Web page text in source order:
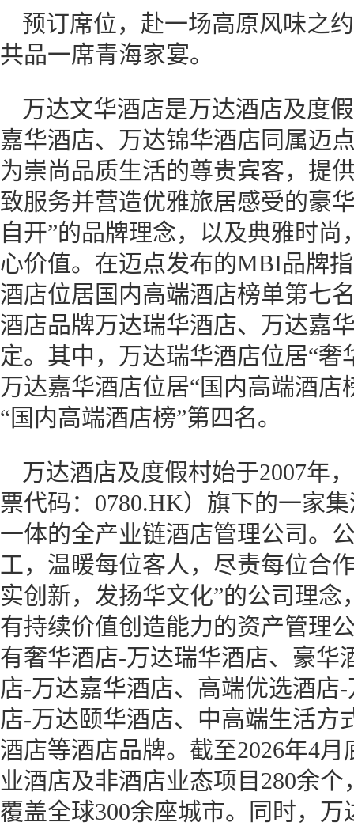
预订席位，赴一场高原风味之
共品一席青海家宴。
万达文华酒店是万达酒店及度
嘉华酒店、万达锦华酒店同属迈
为崇尚品质生活的尊贵宾客，提
致服务并营造优雅旅居感受的豪
自开”的品牌理念，以及典雅时
心价值。在迈点发布的MBI品牌
酒店位居国内高端酒店榜单第七
酒店品牌万达瑞华酒店、万达嘉
定。其中，万达瑞华酒店位居“
万达嘉华酒店位居“国内高端酒
“国内高端酒店榜”第四名。
万达酒店及度假村始于2007年
票代码：0780.HK）旗下的一家
一体的全产业链酒店管理公司。
工，温暖每位客人，尽责每位合
实创新，发扬华文化”的公司理
有持续价值创造能力的资产管理
有奢华酒店-万达瑞华酒店、豪华
店-万达嘉华酒店、高端优选酒店
店-万达颐华酒店、中高端生活方
酒店等酒店品牌。截至2026年4
业酒店及非酒店业态项目280余
覆盖全球300余座城市。同时，